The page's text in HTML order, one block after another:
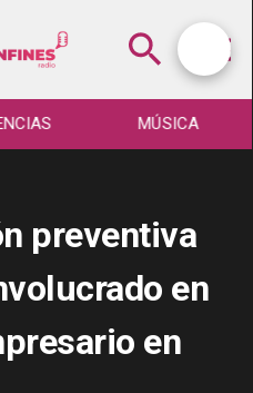
MÚSICA
preventiva
en
en